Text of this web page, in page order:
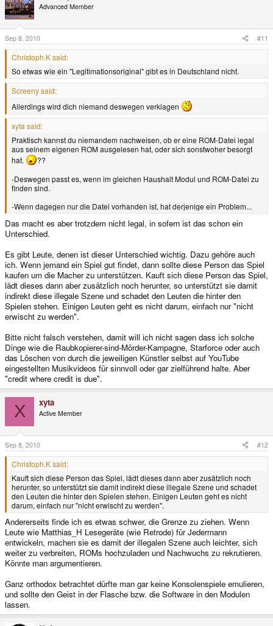
Advanced Member
Sep 8, 2010 #11
Christoph.K said:
So etwas wie ein "Legitimationsoriginal" gibt es in Deutschland nicht.
Screeny said:
Allerdings wird dich niemand deswegen verklagen
xyta said:
Praktisch kannst du niemandem nachweisen, ob er eine ROM-Datei legal
aus seinem eigenen ROM ausgelesen hat, oder sich sonstwoher besorgt
hat.
??
-Deswegen passt es, wenn im gleichen Haushalt Modul und ROM-Datei zu
finden sind.
-Wenn dagegen nur die Datei vorhanden ist, hat derjenige ein Problem...
Das macht es aber trotzdem nicht legal, in sofern ist das schon ein
Unterschied.
Es gibt Leute, denen ist dieser Unterschied wichtig. Dazu gehöre auch
ich. Wenn jemand ein Spiel gut findet, dann sollte diese Person das Spiel
kaufen um die Macher zu unterstützen. Kauft sich diese Person das Spiel,
lädt dieses dann aber zusätzlich noch herunter, so unterstützt sie damit
indirekt diese illegale Szene und schadet den Leuten die hinter den
Spielen stehen. Einigen Leuten geht es nicht darum, einfach nur "nicht
erwischt zu werden".
Bitte nicht falsch verstehen, damit will ich nicht sagen dass ich solche
Dinge wie die Raubkopierer-sind-Mörder-Kampagne, Starforce oder auch
das Löschen von durch die jeweiligen Künstler selbst auf YouTube
eingestellten Musikvideos für sinnvoll oder gar zielführend halte. Aber
"credit where credit is due".
X xyta
Active Member
Sep 8, 2010 #12
Christoph.K said:
Kauft sich diese Person das Spiel, lädt dieses dann aber zusätzlich noch
herunter, so unterstützt sie damit indirekt diese illegale Szene und schadet
den Leuten die hinter den Spielen stehen. Einigen Leuten geht es nicht
darum, einfach nur "nicht erwischt zu werden".
Andererseits finde ich es etwas schwer, die Grenze zu ziehen. Wenn
Leute wie Matthias_H Lesegeräte (wie Retrode) für Jedermann
entwickeln, machen sie es damit der illegalen Szene auch leichter, sich
weiter zu verbreiten, ROMs hochzuladen und Nachwuchs zu rekrutieren.
Könnte man argumentieren.
Ganz orthodox betrachtet dürfte man gar keine Konsolenspiele emulieren,
und sollte den Geist in der Flasche bzw. die Software in den Modulen
lassen.